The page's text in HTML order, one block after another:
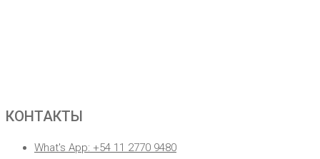
КОНТАКТЫ
What's App: +54 11 2770 9480